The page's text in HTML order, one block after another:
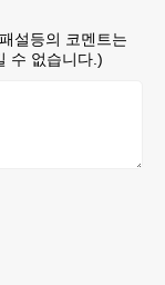
설등의 코멘트는
수 없습니다.)